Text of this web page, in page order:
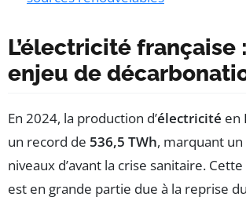
L’électricité française
enjeu de
En 2024, la production d’électricité en
un record de 536,5 TWh, marquant
niveaux d’avant la crise sanitaire.
est en grande partie due à la reprise